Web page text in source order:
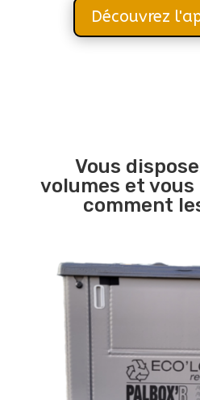
Découvrez
Vous
volumes et vous
comment